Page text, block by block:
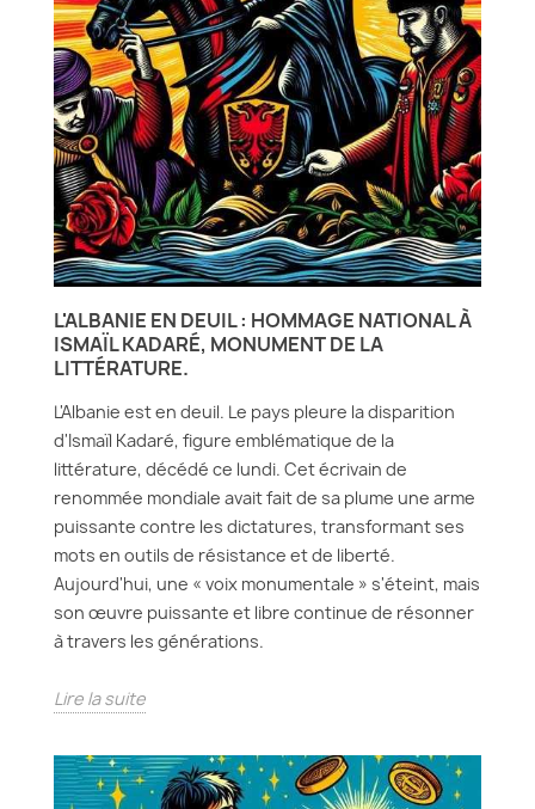
L'ALBANIE EN DEUIL : HOMMAGE NATIONAL À
ISMAÏL KADARÉ, MONUMENT DE LA
LITTÉRATURE.
L'Albanie est en deuil. Le pays pleure la disparition
d'Ismaïl Kadaré, figure emblématique de la
littérature, décédé ce lundi. Cet écrivain de
renommée mondiale avait fait de sa plume une arme
puissante contre les dictatures, transformant ses
mots en outils de résistance et de liberté.
Aujourd'hui, une « voix monumentale » s'éteint, mais
son œuvre puissante et libre continue de résonner
à travers les générations.
Lire la suite